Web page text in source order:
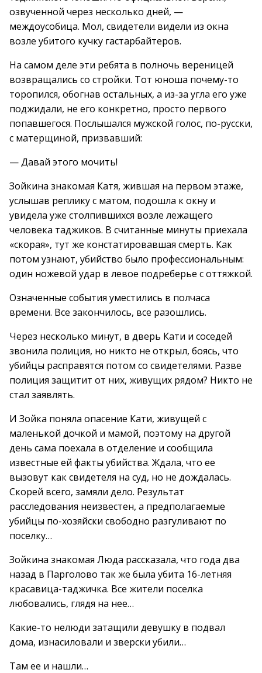
озвученной через несколько дней, —
междоусобица. Мол, свидетели видели из окна
возле убитого кучку гастарбайтеров.
На самом деле эти ребята в полночь вереницей
возвращались со стройки. Тот юноша почему-то
торопился, обогнав остальных, а из-за угла его уже
поджидали, не его конкретно, просто первого
попавшегося. Послышался мужской голос, по-русски,
с матерщиной, призвавший:
— Давай этого мочить!
Зойкина знакомая Катя, жившая на первом этаже,
услышав реплику с матом, подошла к окну и
увидела уже столпившихся возле лежащего
человека таджиков. В считанные минуты приехала
«скорая», тут же констатировавшая смерть. Как
потом узнают, убийство было профессиональным:
один ножевой удар в левое подреберье с оттяжкой.
Означенные события уместились в полчаса
времени. Все закончилось, все разошлись.
Через несколько минут, в дверь Кати и соседей
звонила полиция, но никто не открыл, боясь, что
убийцы расправятся потом со свидетелями. Разве
полиция защитит от них, живущих рядом? Никто не
стал заявлять.
И Зойка поняла опасение Кати, живущей с
маленькой дочкой и мамой, поэтому на другой
день сама поехала в отделение и сообщила
известные ей факты убийства. Ждала, что ее
вызовут как свидетеля на суд, но не дождалась.
Скорей всего, замяли дело. Результат
расследования неизвестен, а предполагаемые
убийцы по-хозяйски свободно разгуливают по
поселку…
Зойкина знакомая Люда рассказала, что года два
назад в Парголово так же была убита 16-летняя
красавица-таджичка. Все жители поселка
любовались, глядя на нее…
Какие-то нелюди затащили девушку в подвал
дома, изнасиловали и зверски убили…
Там ее и нашли…